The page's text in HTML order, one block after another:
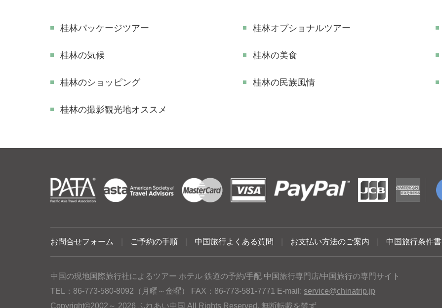
桂林パッケージツアー 桂林オプショナルツアー
桂林の気候 桂林の美食
桂林のショッピング 桂林の民族風情
​桂林の撮影観光地オススメ
お問合せフォーム ご予約の手順 中国旅行よくある質問 お支払い方法のご案内 中国旅行条件書
中国の現地国際旅行社によるツアー ホテル 鉄道の予約/手配 中国旅行専門店/中国旅行の専門サイト
TEL：86-773-580-8092（月曜～金曜） FAX：86-773-581-7771 E-mail: service@chinatrip.jp
Copyright©2002～ 2026 ふれあい中国 All Rights Reserved. 無断転載を禁ず